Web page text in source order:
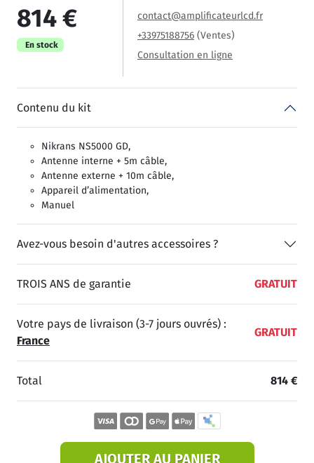
814 €
En stock
contact@amplificateurlcd.fr
+33975188756 (Ventes)
Consultation en ligne
Contenu du kit
Nikrans NS5000 GD,
Antenne interne + 5m câble,
Antenne externe + 10m câble,
Appareil d’alimentation,
Manuel
Avez-vous besoin d'autres accessoires ?
TROIS ANS de garantie GRATUIT
Votre pays de livraison (3-7 jours ouvrés) :
France
GRATUIT
Total 814 €
AJOUTER AU PANIER